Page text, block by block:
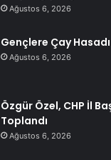
Ağustos 6, 2026
Gençlere Çay
Ağustos 6, 2026
Özgür Özel, CHP İl
Toplandı
Ağustos 6, 2026